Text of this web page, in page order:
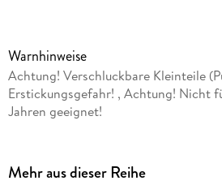
Warnhinweise
Achtung! Verschluckbare Kleinteile
Erstickungsgefahr! , Achtung! Nicht
Jahren geeignet!
Mehr aus dieser Reihe